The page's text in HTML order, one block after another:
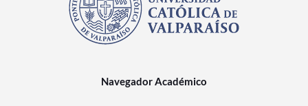
Navegador Académico